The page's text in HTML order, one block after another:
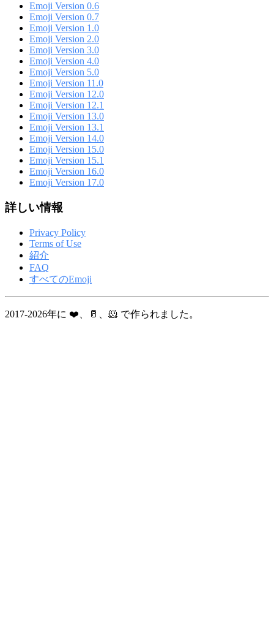
Emoji Version 0.6
Emoji Version 0.7
Emoji Version 1.0
Emoji Version 2.0
Emoji Version 3.0
Emoji Version 4.0
Emoji Version 5.0
Emoji Version 11.0
Emoji Version 12.0
Emoji Version 12.1
Emoji Version 13.0
Emoji Version 13.1
Emoji Version 14.0
Emoji Version 15.0
Emoji Version 15.1
Emoji Version 16.0
Emoji Version 17.0
詳しい情報
Privacy Policy
Terms of Use
紹介
FAQ
すべてのEmoji
2017-2026年に ❤️、🥛、🐹 で作られました。